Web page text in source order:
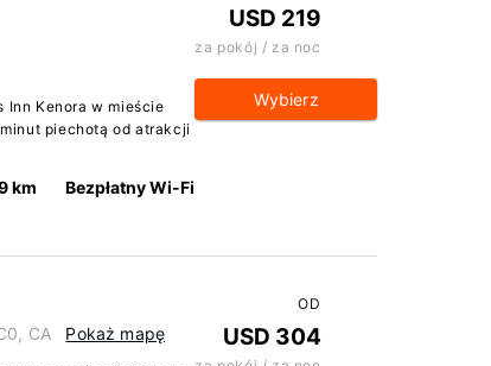
Kenora w mieście
piechotą od atrakcji
km Bezpłatny Wi-Fi
USD 219
za pokój / za noc
Wybierz
CA Pokaż mapę
OD
USD 304